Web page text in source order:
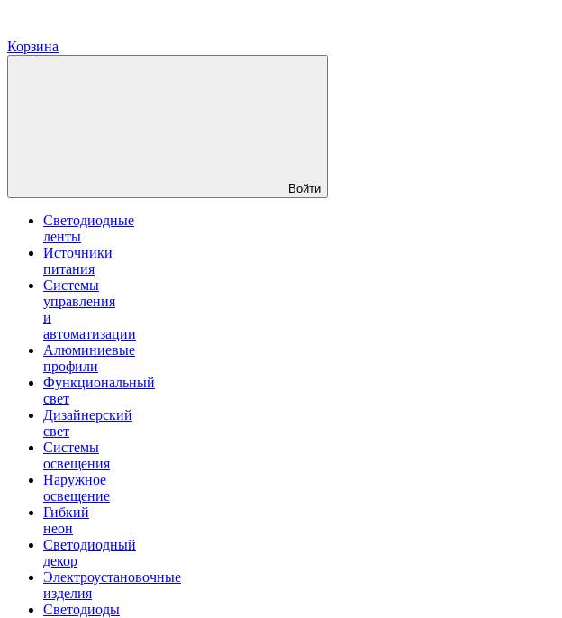
Корзина
Войти
Светодиодные
ленты
Источники
питания
Системы
управления
и
автоматизации
Алюминиевые
профили
Функциональный
свет
Дизайнерский
свет
Системы
освещения
Наружное
освещение
Гибкий
неон
Светодиодный
декор
Электроустановочные
изделия
Светодиоды